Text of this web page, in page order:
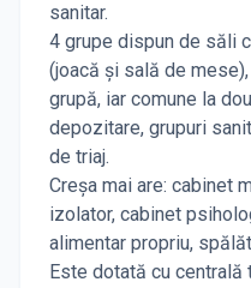
sanitar.
4 grupe dispun de săli
(joacă și sală de
grupă, iar comune la
depozitare, grupuri
de triaj.
Creșa mai are: cabinet
izolator, cabinet
alimentar propriu,
Este dotată cu